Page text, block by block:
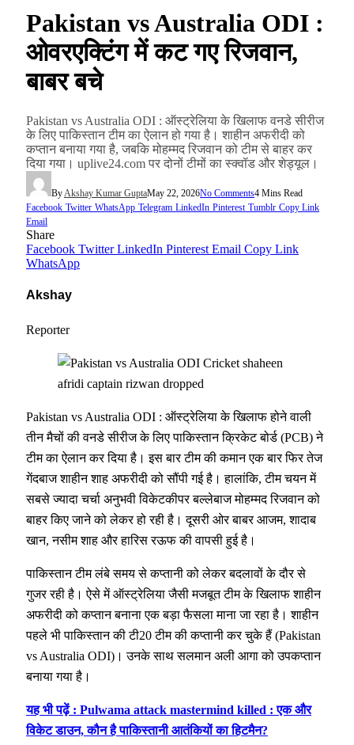
Pakistan vs Australia ODI :
ओवरएक्टिंग में कट गए रिजवान,
बाबर बचे
Pakistan vs Australia ODI : ऑस्ट्रेलिया के खिलाफ वनडे सीरीज
के लिए पाकिस्तान टीम का ऐलान हो गया है। शाहीन अफरीदी को
कप्तान बनाया गया है, जबकि मोहम्मद रिजवान को टीम से बाहर कर
दिया गया। uplive24.com पर दोनों टीमों का स्क्वॉड और शेड्यूल।
By Akshay Kumar GuptaMay 22, 2026No Comments4 Mins Read
Facebook Twitter WhatsApp Telegram LinkedIn Pinterest Tumblr Copy Link
Email
Share
Facebook Twitter LinkedIn Pinterest Email Copy Link
WhatsApp
Akshay
Reporter
Pakistan vs Australia ODI : ऑस्ट्रेलिया के खिलाफ होने वाली
तीन मैचों की वनडे सीरीज के लिए पाकिस्तान क्रिकेट बोर्ड (PCB) ने
टीम का ऐलान कर दिया है। इस बार टीम की कमान एक बार फिर तेज
गेंदबाज शाहीन शाह अफरीदी को सौंपी गई है। हालांकि, टीम चयन में
सबसे ज्यादा चर्चा अनुभवी विकेटकीपर बल्लेबाज मोहम्मद रिजवान को
बाहर किए जाने को लेकर हो रही है। दूसरी ओर बाबर आजम, शादाब
खान, नसीम शाह और हारिस रऊफ की वापसी हुई है।
पाकिस्तान टीम लंबे समय से कप्तानी को लेकर बदलावों के दौर से
गुजर रही है। ऐसे में ऑस्ट्रेलिया जैसी मजबूत टीम के खिलाफ शाहीन
अफरीदी को कप्तान बनाना एक बड़ा फैसला माना जा रहा है। शाहीन
पहले भी पाकिस्तान की टी20 टीम की कप्तानी कर चुके हैं (Pakistan
vs Australia ODI)। उनके साथ सलमान अली आगा को उपकप्तान
बनाया गया है।
यह भी पढ़ें : Pulwama attack mastermind killed : एक और
विकेट डाउन, कौन है पाकिस्तानी आतंकियों का हिटमैन?